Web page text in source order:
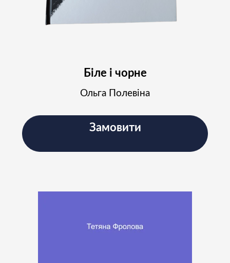
Біле і чорне
Ольга Полевіна
Замовити